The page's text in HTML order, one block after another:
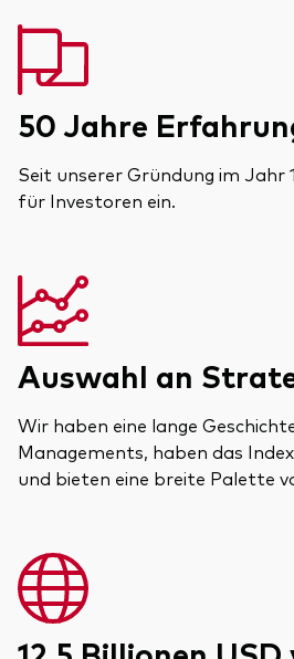
50 Jahre
Seit unserer Gründung im Jahr
für Investoren ein.
Auswahl an
Wir haben eine lange
Managements, haben das
und bieten eine breite Palette